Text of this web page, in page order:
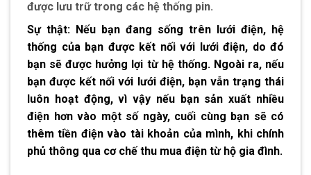
được lưu trữ trong các hệ thống pin.
Sự thật: Nếu bạn đang sống trên lưới điện, hệ
thống của bạn được kết nối với lưới điện, do đó
bạn sẽ được hưởng lợi từ hệ thống. Ngoài ra, nếu
bạn được kết nối với lưới điện, bạn vẫn trạng thái
luôn hoạt động, vì vậy nếu bạn sản xuất nhiều
điện hơn vào một số ngày, cuối cùng bạn sẽ có
thêm tiền điện vào tài khoản của mình, khi chính
phủ thông qua cơ chế thu mua điện từ hộ gia đình.